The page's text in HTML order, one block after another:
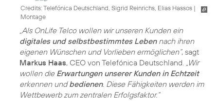
Credits: Telefónica Deutschland, Sigrid Reinrichs, Elias Hassos |
Montage
„Als OnLife Telco wollen wir unseren Kunden ein
digitales und selbstbestimmtes Lebennach ihren
eigenen Wünschen und Vorlieben ermöglichen“, sagt
Markus Haas, CEO von Telefónica Deutschland. „Wir
wollen die Erwartungen unserer Kunden in Echtzeit
erkennen undbedienen. Diese Fähigkeiten werden im
Wettbewerb zum zentralen Erfolgsfaktor.“